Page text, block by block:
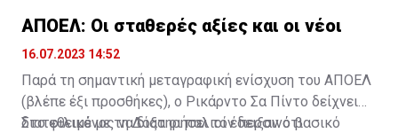
ΑΠΟΕΛ: Οι σταθερές αξίες και οι νέοι
16.07.2023 14:52
Παρά τη σημαντική μεταγραφική ενίσχυση του ΑΠΟΕΛ
(βλέπε έξι προσθήκες), ο Ρικάρντο Σα Πίντο δείχνει
διατεθειμένος να διατηρήσει τον περσινό βασικό
Στο φιλικό με τη Δόξα οι παλιοί έδειξαν ότι